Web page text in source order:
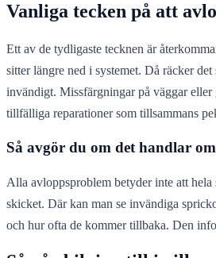
Vanliga tecken på att
Ett av de tydligaste tecknen är
sitter längre ned i systemet. Då räcker
invändigt. Missfärgningar på väggar
tillfälliga reparationer som tillsammans
Så avgör du om det handlar
Alla avloppsproblem betyder inte att
skicket. Där kan man se invändiga
och hur ofta de kommer tillbaka. Den